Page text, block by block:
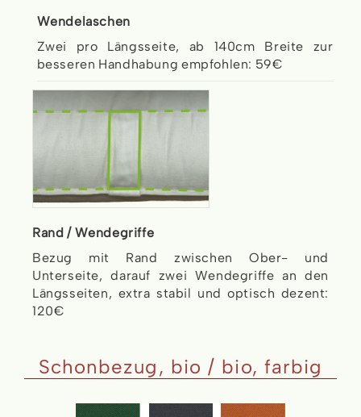
Wendelaschen
Zwei pro Längsseite, ab 140cm Breite zur
besseren Handhabung empfohlen: 59€
Rand / Wendegriffe
Bezug mit Rand zwischen Ober- und
Unterseite, darauf zwei Wendegriffe an den
Längsseiten, extra stabil und optisch dezent:
120€
Schonbezug, bio / bio, farbig